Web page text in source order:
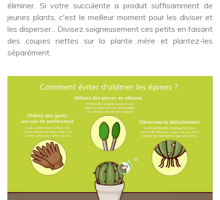
éliminer. Si votre succulente a produit suffisamment de
jeunes plants, c'est le meilleur moment pour les diviser et
les disperser... Divisez soigneusement ces petits en faisant
des coupes nettes sur la plante mère et plantez-les
séparément.